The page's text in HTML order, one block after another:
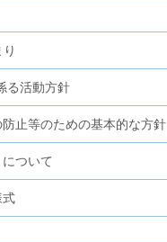
る活動方針
防止等のための基本的な方針
ついて
式